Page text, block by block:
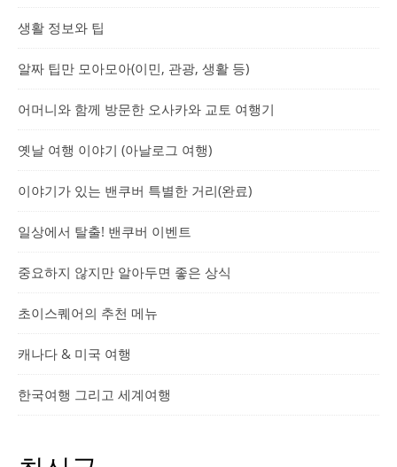
생활 정보와 팁
알짜 팁만 모아모아(이민, 관광, 생활 등)
어머니와 함께 방문한 오사카와 교토 여행기
옛날 여행 이야기 (아날로그 여행)
이야기가 있는 밴쿠버 특별한 거리(완료)
일상에서 탈출! 밴쿠버 이벤트
중요하지 않지만 알아두면 좋은 상식
초이스퀘어의 추천 메뉴
캐나다 & 미국 여행
한국여행 그리고 세계여행